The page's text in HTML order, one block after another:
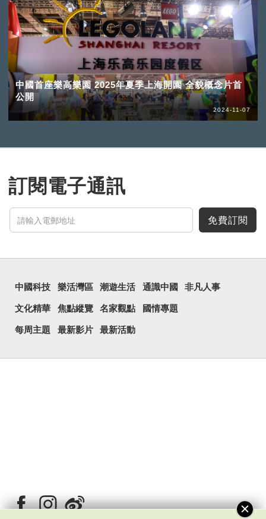
中國首座樂高樂園 2025年夏季上海開園 全貌概念片首
公開
2024-11-07
訂閱電子通訊
免費訂閱
中國科技 樂活灣區 潮遊生活 通識中國 非凡人事
文化精華 焦點縱覽 名家觀點 國情專題
每周主題 最新影片 最新活動